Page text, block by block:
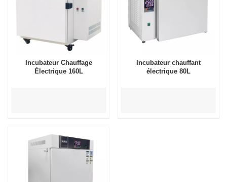
Incubateur Chauffage
Électrique 160L
Incubateur chauffant
électrique 80L